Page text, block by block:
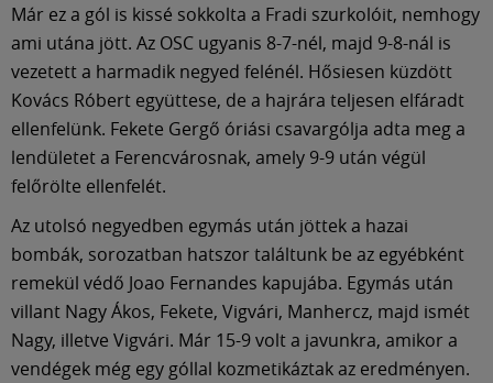
Már ez a gól is kissé sokkolta a Fradi szurkolóit, nemhogy
ami utána jött. Az OSC ugyanis 8-7-nél, majd 9-8-nál is
vezetett a harmadik negyed felénél. Hősiesen küzdött
Kovács Róbert együttese, de a hajrára teljesen elfáradt
ellenfelünk. Fekete Gergő óriási csavargólja adta meg a
lendületet a Ferencvárosnak, amely 9-9 után végül
felőrölte ellenfelét.
Az utolsó negyedben egymás után jöttek a hazai
bombák, sorozatban hatszor találtunk be az egyébként
remekül védő Joao Fernandes kapujába. Egymás után
villant Nagy Ákos, Fekete, Vigvári, Manhercz, majd ismét
Nagy, illetve Vigvári. Már 15-9 volt a javunkra, amikor a
vendégek még egy góllal kozmetikáztak az eredményen.